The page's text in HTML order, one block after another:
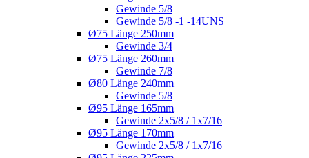
Gewinde 5/8
Gewinde 5/8 -1 -14UNS
Ø75 Länge 250mm
Gewinde 3/4
Ø75 Länge 260mm
Gewinde 7/8
Ø80 Länge 240mm
Gewinde 5/8
Ø95 Länge 165mm
Gewinde 2x5/8 / 1x7/16
Ø95 Länge 170mm
Gewinde 2x5/8 / 1x7/16